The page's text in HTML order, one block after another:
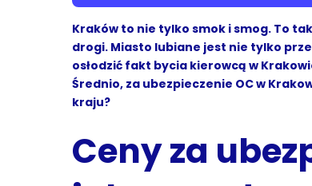
Kraków to nie tylko smok i smog. To
drogi. Miasto lubiane jest nie tylko
osłodzić fakt bycia kierowcą w
Średnio, za ubezpieczenie OC w
kraju?
Ceny za